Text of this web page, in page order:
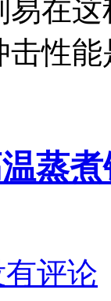
在
性
蒸
评论